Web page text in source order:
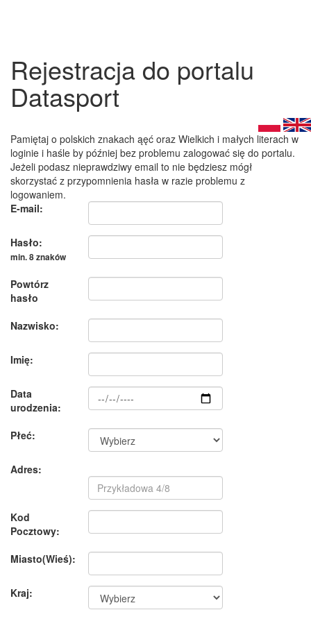
Rejestracja do portalu
Datasport
Pamiętaj o polskich znakach ąęć oraz Wielkich i małych literach w
loginie i haśle by później bez problemu zalogować się do portalu.
Jeżeli podasz nieprawdziwy email to nie będziesz mógł
skorzystać z przypomnienia hasła w razie problemu z
logowaniem.
E-mail:
Hasło:
min. 8 znaków
Powtórz
hasło
Nazwisko:
Imię:
Data
urodzenia:
Płeć:
Adres:
Kod
Pocztowy:
Miasto(Wieś):
Kraj: